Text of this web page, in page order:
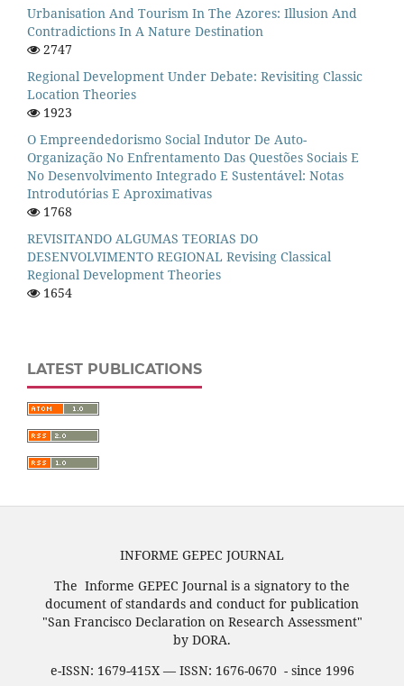
Urbanisation And Tourism In The Azores: Illusion And
Contradictions In A Nature Destination
2747
Regional Development Under Debate: Revisiting Classic
Location Theories
1923
O Empreendedorismo Social Indutor De Auto-
Organização No Enfrentamento Das Questões Sociais E
No Desenvolvimento Integrado E Sustentável: Notas
Introdutórias E Aproximativas
1768
REVISITANDO ALGUMAS TEORIAS DO
DESENVOLVIMENTO REGIONAL Revising Classical
Regional Development Theories
1654
LATEST PUBLICATIONS
INFORME GEPEC JOURNAL
The Informe GEPEC Journal is a signatory to the
document of standards and conduct for publication
"San Francisco Declaration on Research Assessment"
by DORA.
e-ISSN: 1679-415X — ISSN: 1676-0670 - since 1996